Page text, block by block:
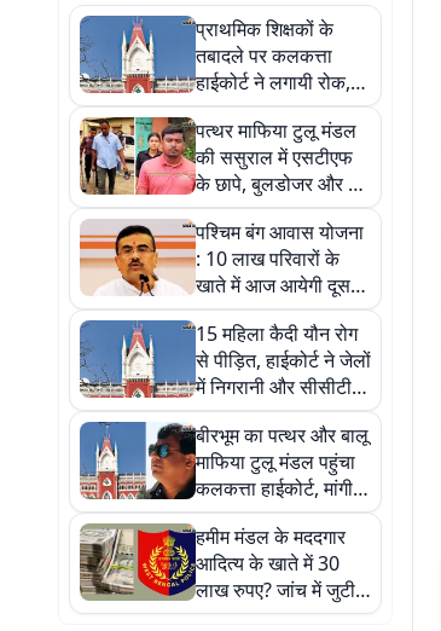
प्राथमिक शिक्षकों के
तबादले पर कलकत्ता
हाईकोर्ट ने लगायी रोक,
जानें नयी एसओपी पर कब
होगी सुनवाई
पत्थर माफिया टुलू मंडल
की ससुराल में एसटीएफ
के छापे, बुलडोजर और बम
निरोधक दस्ते के साथ की
खुदाई
पश्चिम बंग आवास योजना
: 10 लाख परिवारों के
खाते में आज आयेगी दूसरी
किस्त, शुभेंदु अधिकारी का
ऐलान
15 महिला कैदी यौन रोग
से पीड़ित, हाईकोर्ट ने जेलों
में निगरानी और सीसीटीवी
पर मांगी रिपोर्ट
बीरभूम का पत्थर और बालू
माफिया टुलू मंडल पहुंचा
कलकत्ता हाईकोर्ट, मांगी
सुरक्षा
हमीम मंडल के मददगार
आदित्य के खाते में 30
लाख रुपए? जांच में जुटी
एसटीएफ